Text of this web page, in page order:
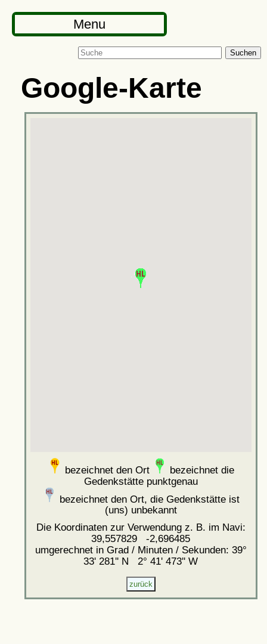
Menu
Suchen
Google-Karte
bezeichnet den Ort
bezeichnet die
Gedenkstätte punktgenau
bezeichnet den Ort, die Gedenkstätte ist
(uns) unbekannt
Die Koordinaten zur Verwendung z. B. im Navi:
39,557829 -2,696485
umgerechnet in Grad / Minuten / Sekunden: 39°
33' 281'' N 2° 41' 473'' W